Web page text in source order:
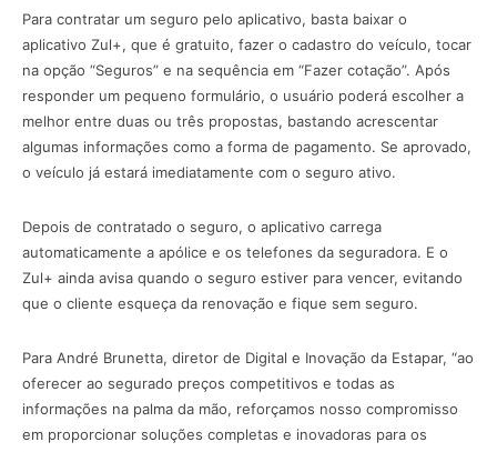
Para contratar um seguro pelo aplicativo, basta baixar o
aplicativo Zul+, que é gratuito, fazer o cadastro do veículo, tocar
na opção “Seguros” e na sequência em “Fazer cotação”. Após
responder um pequeno formulário, o usuário poderá escolher a
melhor entre duas ou três propostas, bastando acrescentar
algumas informações como a forma de pagamento. Se aprovado,
o veículo já estará imediatamente com o seguro ativo.
Depois de contratado o seguro, o aplicativo carrega
automaticamente a apólice e os telefones da seguradora. E o
Zul+ ainda avisa quando o seguro estiver para vencer, evitando
que o cliente esqueça da renovação e fique sem seguro.
Para André Brunetta, diretor de Digital e Inovação da Estapar, “ao
oferecer ao segurado preços competitivos e todas as
informações na palma da mão, reforçamos nosso compromisso
em proporcionar soluções completas e inovadoras para os